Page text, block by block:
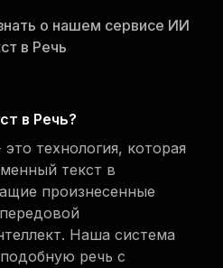
о нашем сервисе ИИ
в Речь
в Речь?
технология, которая
текст в
произнесенные
Наша система
речь с